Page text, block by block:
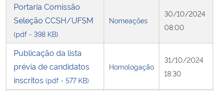
Portaria Comissão
Seleção CCSH/UFSM
(pdf - 398 KB)
Nomeações
30/10/2024
08:00
Publicação da lista
prévia de candidatos
inscritos (pdf - 577 KB)
Homologação
31/10/2024
18:30